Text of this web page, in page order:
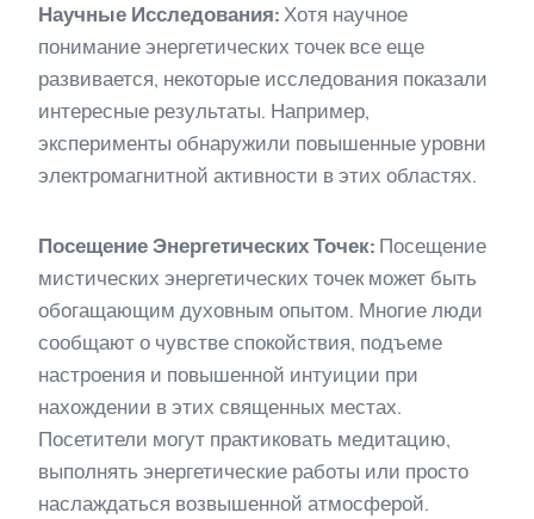
Научные Исследования: Хотя научное
понимание энергетических точек все еще
развивается, некоторые исследования показали
интересные результаты. Например,
эксперименты обнаружили повышенные уровни
электромагнитной активности в этих областях.
Посещение Энергетических Точек: Посещение
мистических энергетических точек может быть
обогащающим духовным опытом. Многие люди
сообщают о чувстве спокойствия, подъеме
настроения и повышенной интуиции при
нахождении в этих священных местах.
Посетители могут практиковать медитацию,
выполнять энергетические работы или просто
наслаждаться возвышенной атмосферой.